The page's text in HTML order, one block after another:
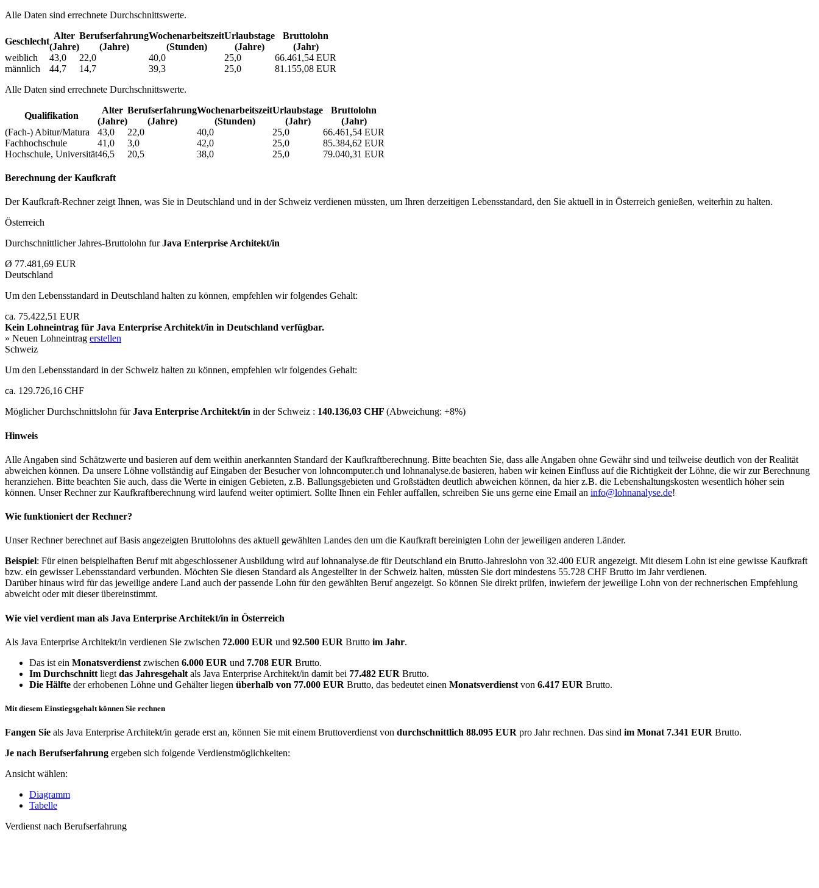
Alle Daten sind errechnete Durchschnittswerte.
Geschlecht
Alter
(Jahre)
Berufs­erfahrung
(Jahre)
Wochen­arbeitszeit
(Stunden)
Urlaubs­tage
(Jahre)
Bruttolohn
(Jahr)
weiblich
43,0 22,0 40,0 25,0
66.461,54 EUR
männlich
44,7 14,7 39,3 25,0
81.155,08 EUR
Alle Daten sind errechnete Durchschnittswerte.
Qualifikation
Alter
(Jahre)
Berufs­erfahrung
(Jahre)
Wochen­arbeitszeit
(Stunden)
Urlaubs­tage
(Jahr)
Bruttolohn
(Jahr)
(Fach-) Abitur/Matura
43,0 22,0 40,0 25,0
66.461,54 EUR
Fachhochschule
41,0 3,0 42,0 25,0
85.384,62 EUR
Hochschule, Universität46,5 20,5 38,0 25,0 79.040,31 EUR
Berechnung der Kaufkraft
Der Kaufkraft-Rechner zeigt Ihnen, was Sie in Deutschland und in der Schweiz verdienen müssten, um Ihren derzeitigen Lebensstandard, den Sie aktuell in in Österreich genießen, weiterhin zu halten.
Österreich
Durchschnittlicher Jahres-Bruttolohn furJava Enterprise Architekt/in
Ø 77.481,69 EUR
Deutschland
Um den Lebensstandard in Deutschland halten zu können, empfehlen wir folgendes Gehalt:
ca. 75.422,51 EUR
Kein Lohneintrag für Java Enterprise Architekt/in in Deutschland verfügbar.
» Neuen Lohneintrag erstellen
Schweiz
Um den Lebensstandard in der Schweiz halten zu können, empfehlen wir folgendes Gehalt:
ca. 129.726,16 CHF
Möglicher Durchschnittslohn fürJava Enterprise Architekt/in in der Schweiz : 140.136,03 CHF (Abweichung: +8%)
Hinweis
Alle Angaben sind Schätzwerte und basieren auf dem weithin anerkannten Standard der Kaufkraftberechnung. Bitte beachten Sie, dass alle Angaben ohne Gewähr sind und teilweise deutlich von der Realität
abweichen können. Da unsere Löhne vollständig auf Eingaben der Besucher von lohncomputer.ch und lohnanalyse.de basieren, haben wir keinen Einfluss auf die Richtigkeit der Löhne, die wir zur Berechnung
heranziehen. Bitte beachten Sie auch, dass die Werte in einigen Gebieten, z.B. Ballungsgebieten und Großstädten deutlich abweichen können, da hier z.B. die Lebenshaltungskosten wesentlich höher sein
können. Unser Rechner zur Kaufkraftberechnung wird laufend weiter optimiert. Sollte Ihnen ein Fehler auffallen, schreiben Sie uns gerne eine Email an info@lohnanalyse.de!
Wie funktioniert der Rechner?
Unser Rechner berechnet auf Basis angezeigten Bruttolohns des aktuell gewählten Landes den um die Kaufkraft bereinigten Lohn der jeweiligen anderen Länder.
Beispiel: Für einen beispielhaften Beruf mit abgeschlossener Ausbildung wird auf lohnanalyse.de für Deutschland ein Brutto-Jahreslohn von 32.400 EUR angezeigt. Mit diesem Lohn ist eine gewisse Kaufkraft
bzw. ein gewisser Lebensstandard verbunden. Möchten Sie diesen Standard als Angestellter in der Schweiz halten, müssten Sie dort mindestens 55.728 CHF Brutto im Jahr verdienen.
Darüber hinaus wird für das jeweilige andere Land auch der passende Lohn für den gewählten Beruf angezeigt. So können Sie direkt prüfen, inwiefern der jeweilige Lohn von der rechnerischen Empfehlung
abweicht oder mit dieser übereinstimmt.
Wie viel verdient man als Java Enterprise Architekt/in in Österreich
Als Java Enterprise Architekt/in verdienen Sie zwischen 72.000 EUR und 92.500 EUR Brutto im Jahr.
Das ist ein Monatsverdienst zwischen 6.000 EUR und 7.708 EUR Brutto.
Im Durchschnitt liegt das Jahresgehalt als Java Enterprise Architekt/in damit bei 77.482 EUR Brutto.
Die Hälfte der erhobenen Löhne und Gehälter liegen überhalb von 77.000 EUR Brutto, das bedeutet einen Monatsverdienst von 6.417 EUR Brutto.
Mit diesem Einstiegsgehalt können Sie rechnen
Fangen Sie als Java Enterprise Architekt/in gerade erst an, können Sie mit einem Bruttoverdienst von durchschnittlich 88.095 EUR pro Jahr rechnen. Das sind im Monat 7.341 EUR Brutto.
Je nach Berufserfahrung ergeben sich folgende Verdienstmöglichkeiten:
Ansicht wählen:
Diagramm
Tabelle
Verdienst nach Berufserfahrung